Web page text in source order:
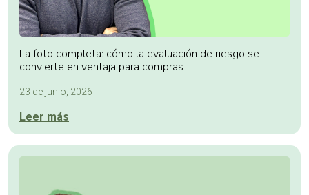
La foto completa: cómo la evaluación de riesgo se
convierte en ventaja para compras
23 de junio, 2026
Leer más